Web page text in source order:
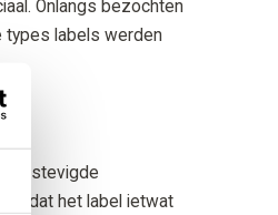
Onlangs bezochten
types labels werden
verstevigde
dat het label ietwat